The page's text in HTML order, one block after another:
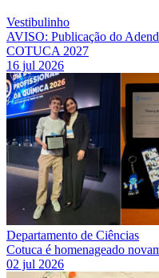
Vestibulinho
AVISO: Publicação do
COTUCA 2027
16 jul 2026
Departamento de Ciências
Cotuca é homenageado
02 jul 2026